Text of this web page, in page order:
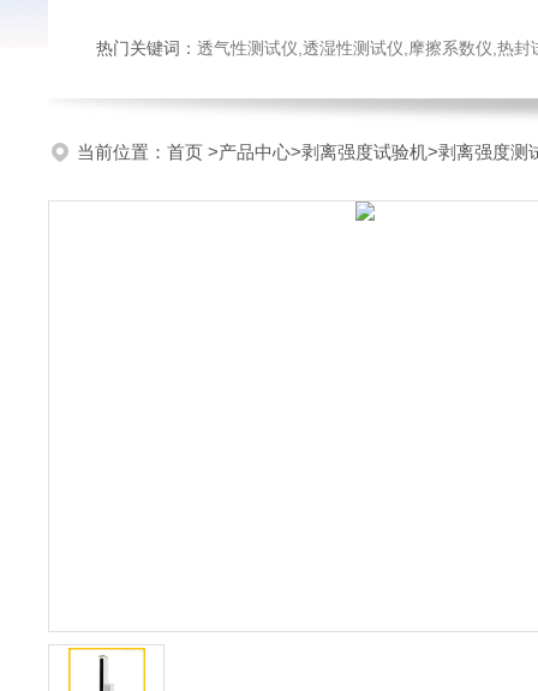
热门关键词： 透气性测试仪,透湿性测试仪,摩擦系数仪,热封试验仪,
当前位置： 首页 >产品中心>剥离强度试验机>剥离强度测